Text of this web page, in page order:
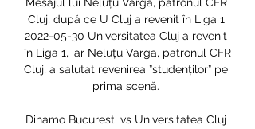
Mesajul lui Neluțu Varga, patronul CFR
Cluj, după ce U Cluj a revenit în Liga 1
2022-05-30 Universitatea Cluj a revenit
în Liga 1, iar Neluțu Varga, patronul CFR
Cluj, a salutat revenirea ”studenților” pe
prima scenă.
Dinamo Bucuresti vs Universitatea Cluj